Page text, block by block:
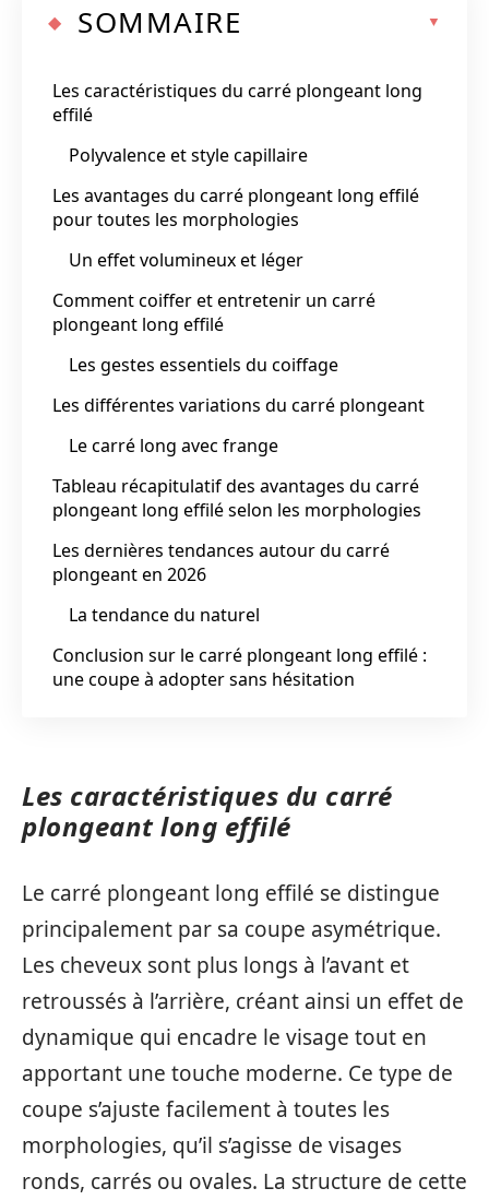
SOMMAIRE
Les caractéristiques du carré plongeant long
effilé
Polyvalence et style capillaire
Les avantages du carré plongeant long effilé
pour toutes les morphologies
Un effet volumineux et léger
Comment coiffer et entretenir un carré
plongeant long effilé
Les gestes essentiels du coiffage
Les différentes variations du carré plongeant
Le carré long avec frange
Tableau récapitulatif des avantages du carré
plongeant long effilé selon les morphologies
Les dernières tendances autour du carré
plongeant en 2026
La tendance du naturel
Conclusion sur le carré plongeant long effilé :
une coupe à adopter sans hésitation
Les caractéristiques du carré
plongeant long effilé
Le carré plongeant long effilé se distingue
principalement par sa coupe asymétrique.
Les cheveux sont plus longs à l’avant et
retroussés à l’arrière, créant ainsi un effet de
dynamique qui encadre le visage tout en
apportant une touche moderne. Ce type de
coupe s’ajuste facilement à toutes les
morphologies, qu’il s’agisse de visages
ronds, carrés ou ovales. La structure de cette